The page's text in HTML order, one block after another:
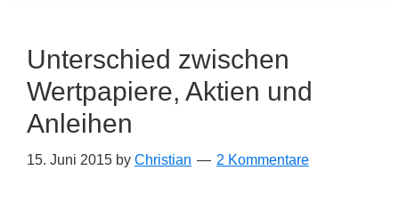
Finanzwelt
Unterschied zwischen
Wertpapiere, Aktien und
Anleihen
15. Juni 2015 by Christian 2 Kommentare